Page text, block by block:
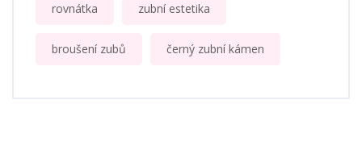
rovnátka zubní estetika
broušení zubů černý zubní kámen